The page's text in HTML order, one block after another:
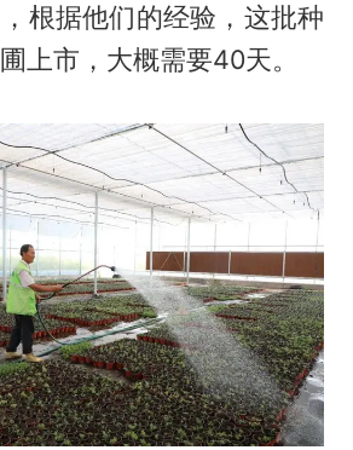
根据他们的经验，这批种
上市，大概需要40天。